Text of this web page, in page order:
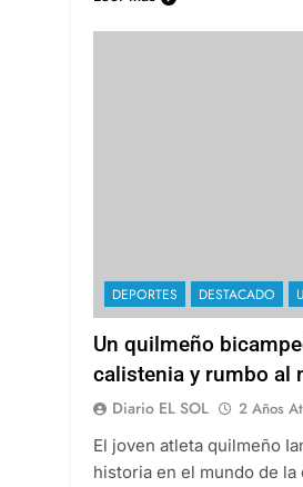
DEPORTES DESTACADO
Un quilmeño
calistenia y rumbo al
Diario EL SOL 2 Años
El joven atleta quilmeño
historia en el mundo de la